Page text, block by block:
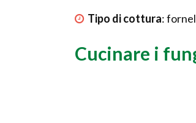
Tipo di cottura:
Cucinare i